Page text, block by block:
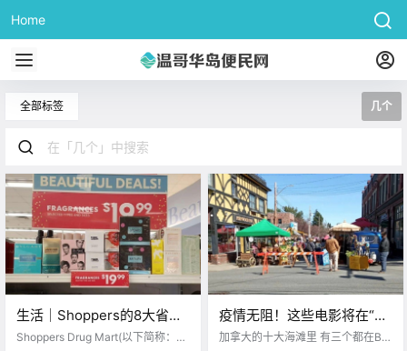
Home
全部标签 几个
生活｜Shoppers的8大省钱
指南！薅羊毛的事儿赶紧记
Shoppers Drug Mart(以下简称：Sh
疫情无阻！这些电影将在“封
城状态下”继续在维多利亚取
加拿大的十大海滩里 有三个都在BC